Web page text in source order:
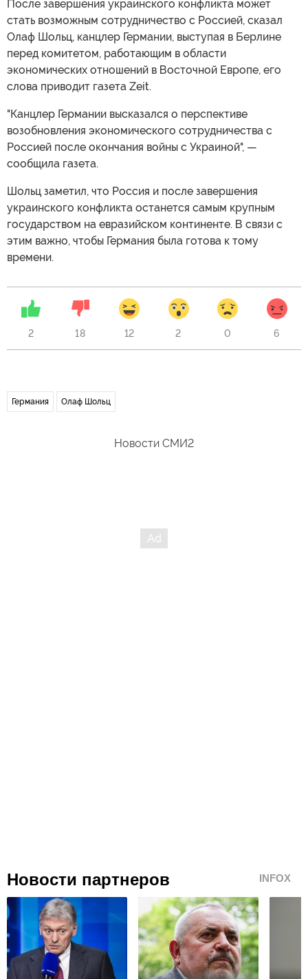
После завершения украинского конфликта может
стать возможным сотрудничество с Россией, сказал
Олаф Шольц, канцлер Германии, выступая в Берлине
перед комитетом, работающим в области
экономических отношений в Восточной Европе, его
слова приводит газета Zeit.
"Канцлер Германии высказался о перспективе
возобновления экономического сотрудничества с
Россией после окончания войны с Украиной", —
сообщила газета.
Шольц заметил, что Россия и после завершения
украинского конфликта останется самым крупным
государством на евразийском континенте. В связи с
этим важно, чтобы Германия была готова к тому
времени.
2 18 12 2 0 6
Германия Олаф Шольц
Новости СМИ2
Новости партнеров INFOX